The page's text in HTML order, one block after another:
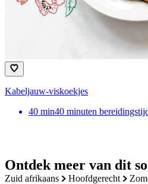
Ontdek meer van dit
zuid afrikaans hoofdgerecht
Kabeljauw-viskoekjes
40 min40 minuten